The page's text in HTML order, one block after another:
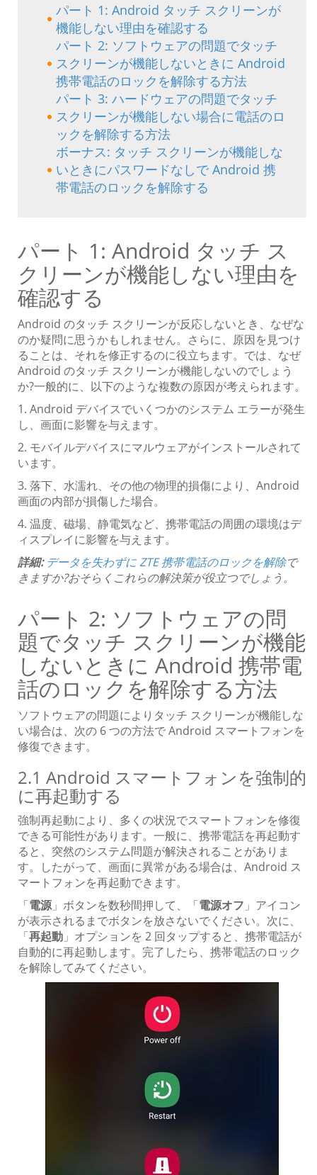
パート 1: Android タッチ スクリーンが
機能しない理由を確認する
パート 2: ソフトウェアの問題でタッチ
スクリーンが機能しないときに Android
携帯電話のロックを解除する方法
パート 3: ハードウェアの問題でタッチ
スクリーンが機能しない場合に電話のロ
ックを解除する方法
ボーナス: タッチ スクリーンが機能しな
いときにパスワードなしで Android 携
帯電話のロックを解除する
パート 1: Android タッチ ス
クリーンが機能しない理由を
確認する
Android のタッチ スクリーンが反応しないとき、なぜな
のか疑問に思うかもしれません。さらに、原因を見つけ
ることは、それを修正するのに役立ちます。では、なぜ
Android のタッチ スクリーンが機能しないのでしょう
か?一般的に、以下のような複数の原因が考えられます。
1. Android デバイスでいくつかのシステム エラーが発生
し、画面に影響を与えます。
2. モバイルデバイスにマルウェアがインストールされて
います。
3. 落下、水濡れ、その他の物理的損傷により、Android
画面の内部が損傷した場合。
4. 温度、磁場、静電気など、携帯電話の周囲の環境はデ
ィスプレイに影響を与えます。
詳細: データを失わずに ZTE 携帯電話のロックを解除で
きますか?おそらくこれらの解決策が役立つでしょう。
パート 2: ソフトウェアの問
題でタッチ スクリーンが機能
しないときに Android 携帯電
話のロックを解除する方法
ソフトウェアの問題によりタッチ スクリーンが機能しな
い場合は、次の 6 つの方法で Android スマートフォンを
修復できます。
2.1 Android スマートフォンを強制的
に再起動する
強制再起動により、多くの状況でスマートフォンを修復
できる可能性があります。一般に、携帯電話を再起動す
ると、突然のシステム問題が解決されることがありま
す。したがって、画面に異常がある場合は、Android ス
マートフォンを再起動できます。
「電源」ボタンを数秒間押して、「電源オフ 」アイコン
が表示されるまでボタンを放さないでください。次に、
「再起動 」オプションを 2 回タップすると、携帯電話が
自動的に再起動します。完了したら、携帯電話のロック
を解除してみてください。